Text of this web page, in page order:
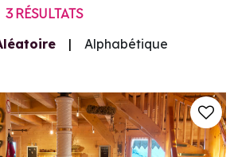
3RÉSULTATS
Alphabétique